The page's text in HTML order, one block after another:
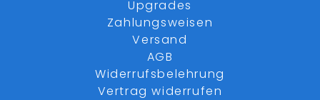
Upgrades
Zahlungsweisen
Versand
AGB
Widerrufsbelehrung
Vertrag widerrufen